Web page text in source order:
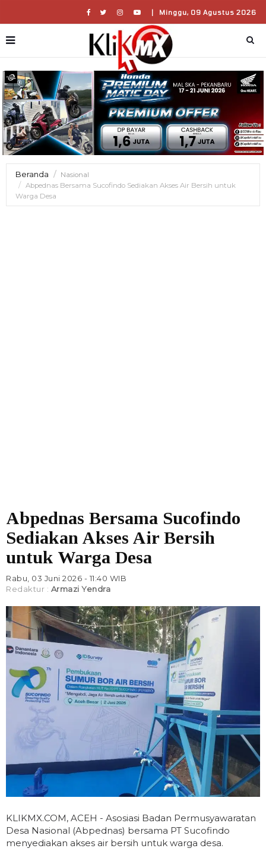
| Minggu, 09 Agustus 2026
Beranda
Nasional
Abpednas Bersama Sucofindo Sediakan Akses Air Bersih untuk
Warga Desa
Abpednas Bersama Sucofindo
Sediakan Akses Air Bersih
untuk Warga Desa
Rabu, 03 Juni 2026 - 11:40 WIB
Redaktur : Armazi Yendra
KLIKMX.COM, ACEH - Asosiasi Badan Permusyawaratan
Desa Nasional (Abpednas) bersama PT Sucofindo
menyediakan akses air bersih untuk warga desa.